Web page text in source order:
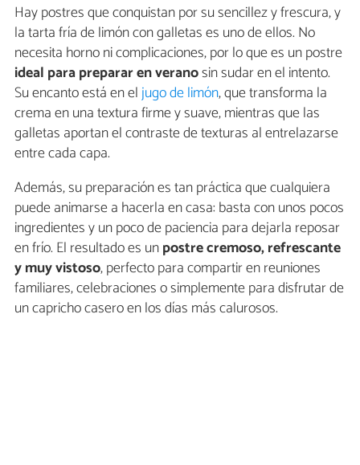
Hay postres que conquistan por su sencillez y frescura, y
la tarta fría de limón con galletas es uno de ellos. No
necesita horno ni complicaciones, por lo que es un postre
ideal para preparar en veranosin sudar en el intento.
Su encanto está en eljugo de limón, que transforma la
crema en una textura firme y suave, mientras que las
galletas aportan el contraste de texturas al entrelazarse
entre cada capa.
Además, su preparación es tan práctica que cualquiera
puede animarse a hacerla en casa: basta con unos pocos
ingredientes y un poco de paciencia para dejarla reposar
en frío. El resultado es unpostre cremoso, refrescante
y muy vistoso, perfecto para compartir en reuniones
familiares, celebraciones o simplemente para disfrutar de
un capricho casero en los días más calurosos.